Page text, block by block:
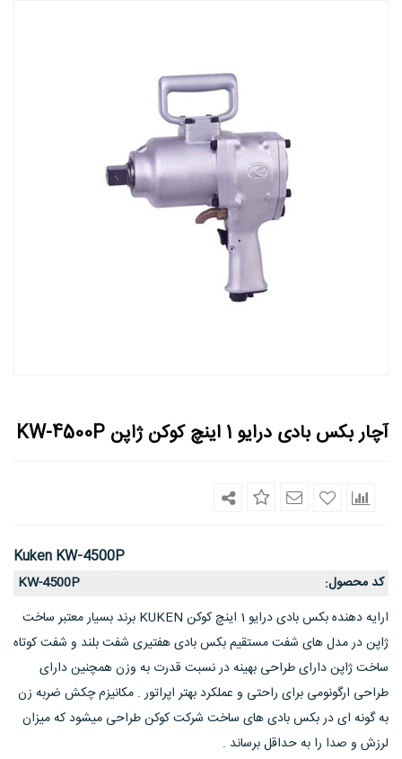
آچار بکس بادی درایو 1 اینچ کوکن ژاپن KW-4500P
Kuken KW-4500P
کد محصول:
KW-4500P
ارایه دهنده بکس بادی درایو 1 اینچ کوکن KUKEN برند بسیار معتبر ساخت
ژاپن در مدل های شفت مستقیم بکس بادی هفتیری شفت بلند و شفت کوتاه
ساخت ژاپن دارای طراحی بهینه در نسبت قدرت به وزن همچنین دارای
طراحی ارگونومی برای راحتی و عملکرد بهتر اپراتور . مکانیزم چکش ضربه زن
به گونه ای در بکس بادی های ساخت شرکت کوکن طراحی میشود که میزان
لرزش و صدا را به حداقل برساند .